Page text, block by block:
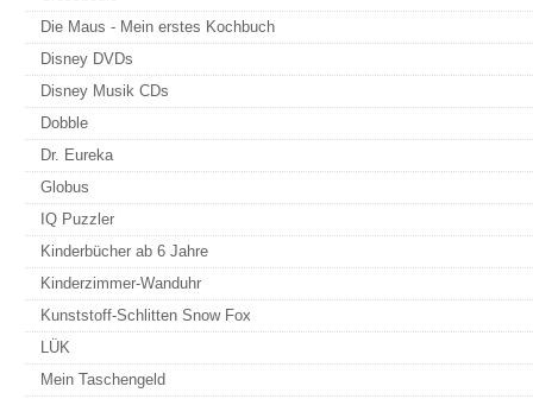
Die Maus - Mein erstes Kochbuch
Disney DVDs
Disney Musik CDs
Dobble
Dr. Eureka
Globus
IQ Puzzler
Kinderbücher ab 6 Jahre
Kinderzimmer-Wanduhr
Kunststoff-Schlitten Snow Fox
LÜK
Mein Taschengeld